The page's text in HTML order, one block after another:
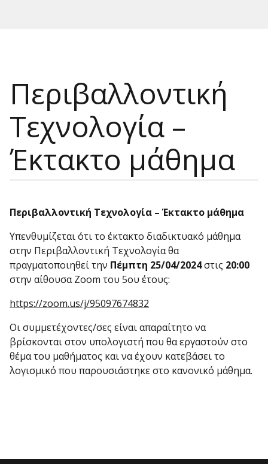
Περιβαλλοντική
Τεχνολογία –
Έκτακτο μάθημα
Περιβαλλοντική Τεχνολογία – Έκτακτο μάθημα
Υπενθυμίζεται ότι το έκτακτο διαδικτυακό μάθημα
στην Περιβαλλοντική Τεχνολογία θα
πραγματοποιηθεί την Πέμπτη 25/04/2024στις 20:00
στην αίθουσα Zoom του 5ου έτους:
https://zoom.us/j/95097674832
Οι συμμετέχοντες/σες είναι απαραίτητο να
βρίσκονται στον υπολογιστή που θα εργαστούν στο
θέμα του μαθήματος και να έχουν κατεβάσει το
λογισμικό που παρουσιάστηκε στο κανονικό μάθημα.